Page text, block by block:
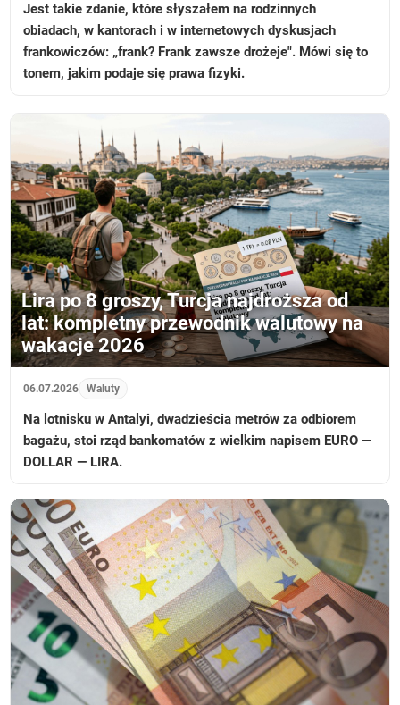
Jest takie zdanie, które słyszałem na rodzinnych
obiadach, w kantorach i w internetowych dyskusjach
frankowiczów: „frank? Frank zawsze drożeje". Mówi się to
tonem, jakim podaje się prawa fizyki.
Lira po 8 groszy, Turcja najdroższa od
lat: kompletny przewodnik walutowy na
wakacje 2026
06.07.2026 Waluty
Na lotnisku w Antalyi, dwadzieścia metrów za odbiorem
bagażu, stoi rząd bankomatów z wielkim napisem EURO —
DOLLAR — LIRA.